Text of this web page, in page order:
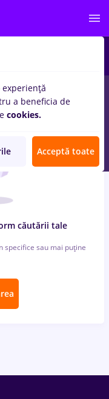
Medicina / Sanatate
căutării tale
specifice sau mai puține
a beneficia de
cookies.
Acceptă toate